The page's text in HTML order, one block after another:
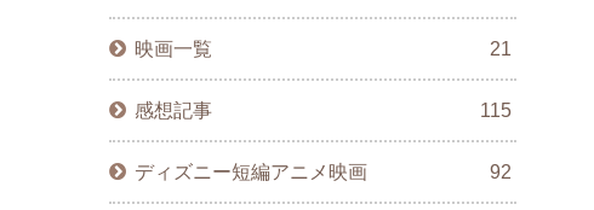
映画一覧 21
感想記事 115
ディズニー短編アニメ映画 92